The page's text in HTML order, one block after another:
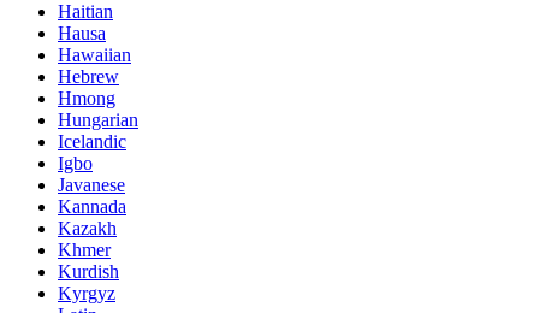
Haitian
Hausa
Hawaiian
Hebrew
Hmong
Hungarian
Icelandic
Igbo
Javanese
Kannada
Kazakh
Khmer
Kurdish
Kyrgyz